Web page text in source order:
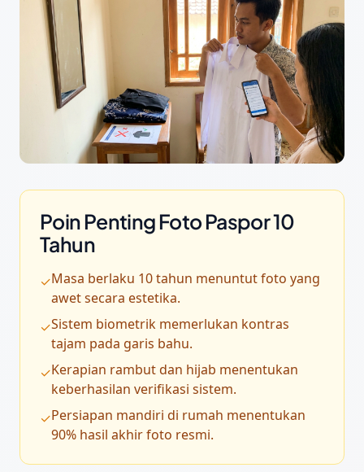
Poin Penting Foto Paspor 10
Tahun
✓Masa berlaku 10 tahun menuntut foto yang
awet secara estetika.
✓Sistem biometrik memerlukan kontras
tajam pada garis bahu.
✓Kerapian rambut dan hijab menentukan
keberhasilan verifikasi sistem.
✓Persiapan mandiri di rumah menentukan
90% hasil akhir foto resmi.